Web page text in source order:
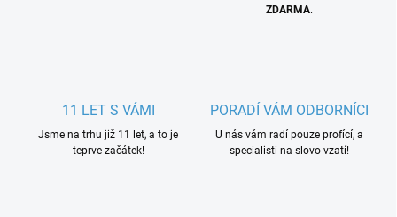
ZDARMA.
11 LET S VÁMI
Jsme na trhu již 11 let, a to je
teprve začátek!
PORADÍ VÁM ODBORNÍCI
U nás vám radí pouze profící, a
specialisti na slovo vzatí!